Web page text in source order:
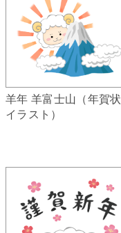
羊年 羊富士山（年賀状
イラスト）